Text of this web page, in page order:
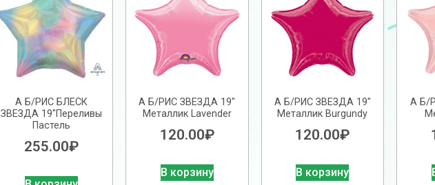
А Б/РИС БЛЕСК
ЗВЕЗДА 19″Переливы
Пастель
255.00₽
А Б/РИС ЗВЕЗДА 19″
Металлик Lavender
120.00₽
В корзину
А Б/РИС ЗВЕЗДА 19″
Металлик Burgundy
120.00₽
В корзину
А Б/